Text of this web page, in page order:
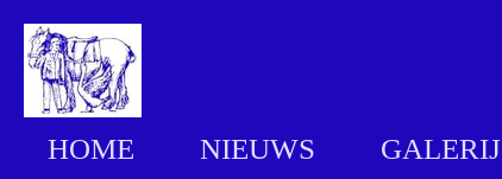
Ga
direct
naar
HOME NIEUWS GALERIJ